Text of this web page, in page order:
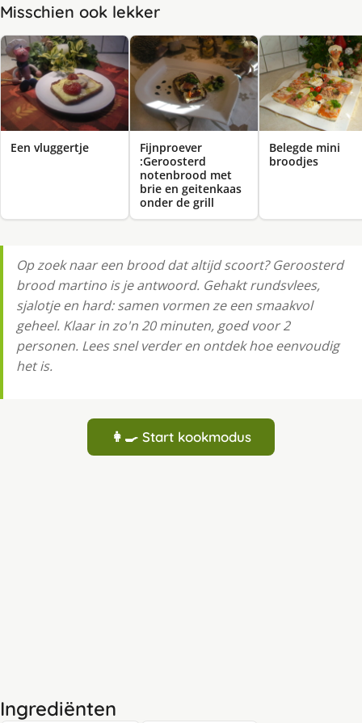
Misschien ook lekker
Een vluggertje
Fijnproever
:Geroosterd
notenbrood met
brie en geitenkaas
onder de grill
Belegde mini
broodjes
Op zoek naar een brood dat altijd scoort? Geroosterd
brood martino is je antwoord. Gehakt rundsvlees,
sjalotje en hard: samen vormen ze een smaakvol
geheel. Klaar in zo'n 20 minuten, goed voor 2
personen. Lees snel verder en ontdek hoe eenvoudig
het is.
👩‍🍳 Start kookmodus
Ingrediënten